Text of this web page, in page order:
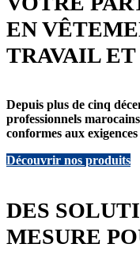
EN
TRAVAIL ET
Depuis plus de cinq
professionnels
conformes aux
Découvrir nos produits
DES
MESURE